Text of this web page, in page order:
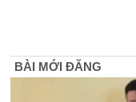
BÀI MỚI ĐĂNG